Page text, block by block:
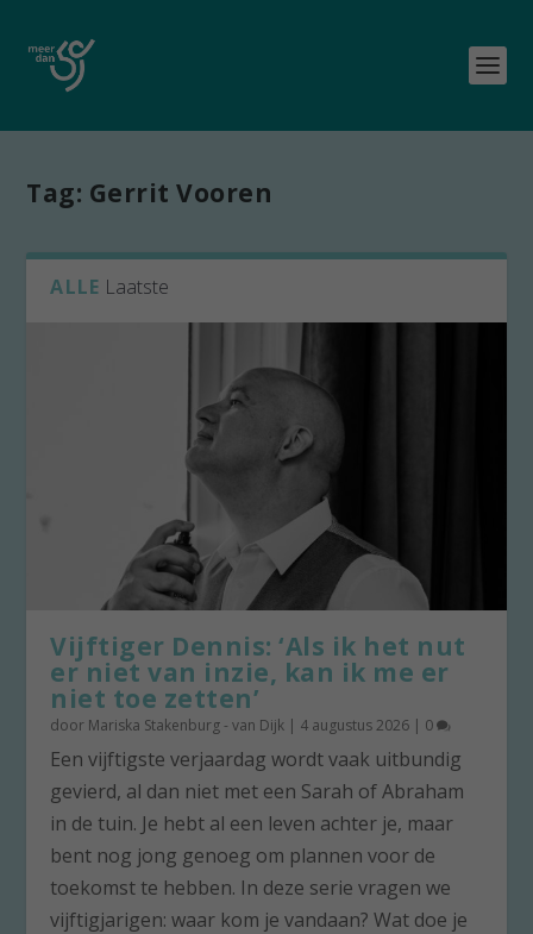
Tag: Gerrit Vooren
ALLE Laatste
Vijftiger Dennis: ‘Als ik het nut
er niet van inzie, kan ik me er
niet toe zetten’
door Mariska Stakenburg - van Dijk | 4 augustus 2026 | 0
Een vijftigste verjaardag wordt vaak uitbundig
gevierd, al dan niet met een Sarah of Abraham
in de tuin. Je hebt al een leven achter je, maar
bent nog jong genoeg om plannen voor de
toekomst te hebben. In deze serie vragen we
vijftigjarigen: waar kom je vandaan? Wat doe je